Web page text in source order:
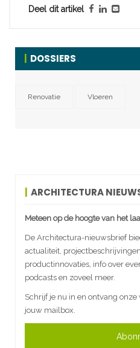
Deel dit artikel
DOSSIERS
Renovatie Vloeren
ARCHITECTURA
Meteen op de hoogte van het
De Architectura-nieuwsbrief
actualiteit,
productinnovaties, info over
podcasts en zoveel meer.
Schrijf je nu in en ontvang
jouw mailbox.